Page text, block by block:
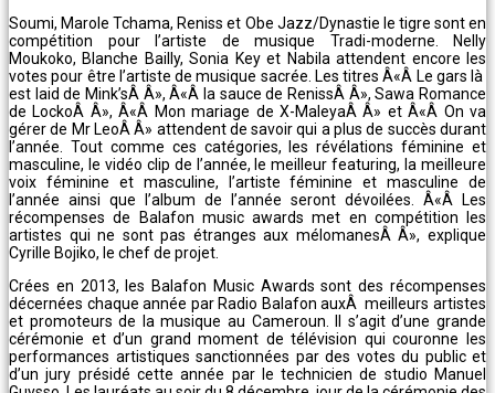
Soumi, Marole Tchama, Reniss et Obe Jazz/Dynastie le tigre sont en
compétition pour l’artiste de musique Tradi-moderne. Nelly
Moukoko, Blanche Bailly, Sonia Key et Nabila attendent encore les
votes pour être l’artiste de musique sacrée. Les titres Â«Â Le gars là
est laid de Mink’sÂ Â», Â«Â la sauce de RenissÂ Â», Sawa Romance
de LockoÂ Â», Â«Â Mon mariage de X-MaleyaÂ Â» et Â«Â On va
gérer de Mr LeoÂ Â» attendent de savoir qui a plus de succès durant
l’année. Tout comme ces catégories, les révélations féminine et
masculine, le vidéo clip de l’année, le meilleur featuring, la meilleure
voix féminine et masculine, l’artiste féminine et masculine de
l’année ainsi que l’album de l’année seront dévoilées. Â«Â Les
récompenses de Balafon music awards met en compétition les
artistes qui ne sont pas étranges aux mélomanesÂ Â», explique
Cyrille Bojiko, le chef de projet.
Crées en 2013, les Balafon Music Awards sont des récompenses
décernées chaque année par Radio Balafon auxÂ meilleurs artistes
et promoteurs de la musique au Cameroun. Il s’agit d’une grande
cérémonie et d’un grand moment de télévision qui couronne les
performances artistiques sanctionnées par des votes du public et
d’un jury présidé cette année par le technicien de studio Manuel